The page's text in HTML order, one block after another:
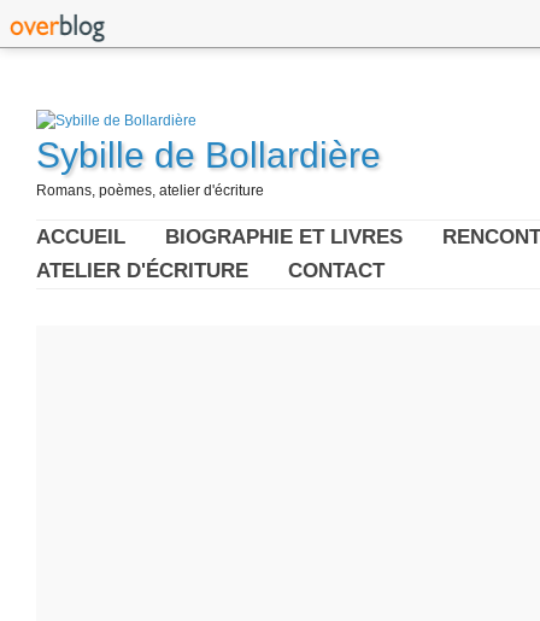
Sybille de Bollardière
Romans, poèmes, atelier d'écriture
ACCUEIL BIOGRAPHIE ET LIVRES
ATELIER D'ÉCRITURE
CONTACT